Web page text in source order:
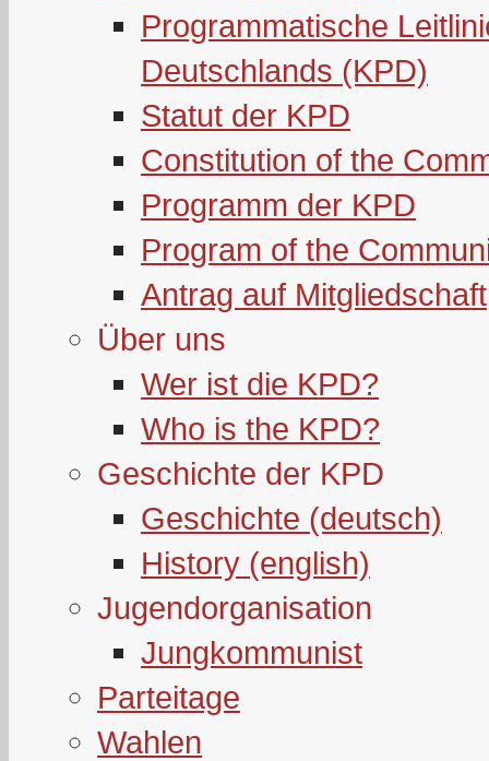
Programmatische
Deutschlands (KPD)
Statut der KPD
Constitution of the
Programm der KPD
Program of the
Antrag auf Mitgliedschaft
Über uns
Wer ist die KPD?
Who is the KPD?
Geschichte der KPD
Geschichte (deutsch)
History (english)
Jugendorganisation
Jungkommunist
Parteitage
Wahlen